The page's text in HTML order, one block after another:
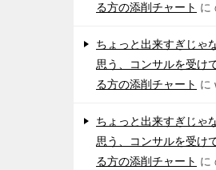
る方の添削チャート に
ちょっと出来すぎじゃ
思う、コンサルを受け
る方の添削チャート に
ちょっと出来すぎじゃ
思う、コンサルを受け
る方の添削チャート に